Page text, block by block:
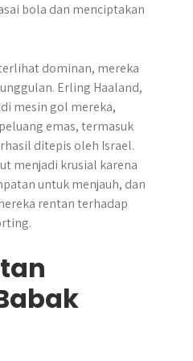
bola dan menciptakan
dominan, mereka
Erling Haaland,
mesin gol mereka,
emas, termasuk
ditepis oleh Israel.
menjadi krusial karena
untuk menjauh, dan
rentan terhadap